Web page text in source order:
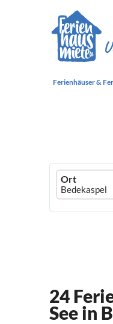
Ferienhäuser &
logo
Ort
24
See in